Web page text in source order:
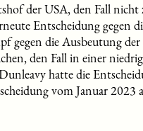
der USA, den Fall
Entscheidung gegen
die Ausbeutung
den Fall in einer
hatte die
vom Januar